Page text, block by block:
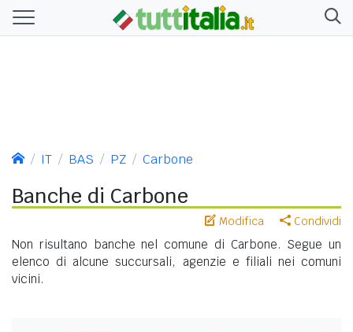
IT BAS PZ Carbone
Banche di Carbone
Modifica Condividi
Non risultano banche nel comune di Carbone. Segue un
elenco di alcune succursali, agenzie e filiali nei comuni
vicini.